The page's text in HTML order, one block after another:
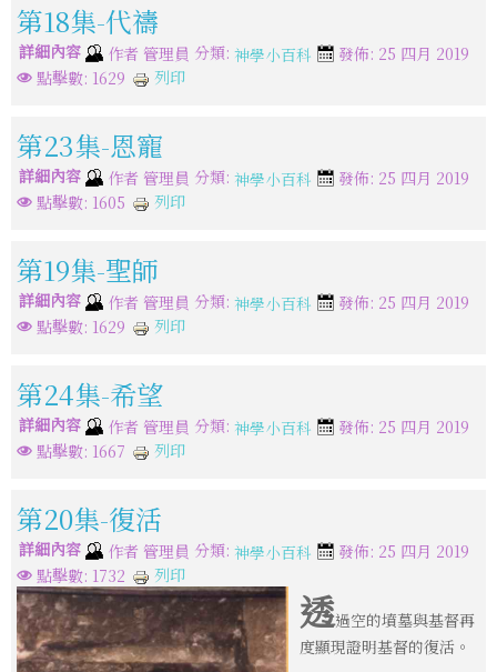
第18集-代禱
詳細內容 作者 管理員 分類: 神學小百科
發佈: 25 四月 2019
點擊數: 1629
列印
第23集-恩寵
詳細內容 作者 管理員 分類: 神學小百科
發佈: 25 四月 2019
點擊數: 1605
列印
第19集-聖師
詳細內容 作者 管理員 分類: 神學小百科
發佈: 25 四月 2019
點擊數: 1629
列印
第24集-希望
詳細內容 作者 管理員 分類: 神學小百科
發佈: 25 四月 2019
點擊數: 1667
列印
第20集-復活
詳細內容 作者 管理員 分類: 神學小百科
發佈: 25 四月 2019
點擊數: 1732
列印
透過空的墳墓與基督再
度顯現證明基督的復活。